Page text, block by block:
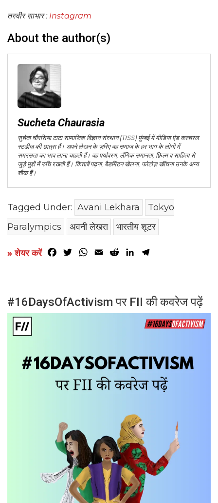
तस्वीर साभार : Instagram
About the author(s)
Sucheta Chaurasia
सुचेता चौरसिया टाटा सामाजिक विज्ञान संस्थान (TISS) मुंम्बई में मीडिया एंड कल्चरल
स्टडीज़ की छात्रा हैं। अपने लेखन के ज़रिए वह समाज के हर भाग के लोगों में
समरसता का भाव लाना चाहती हैं। वह पर्यावरण, लैंगिक समानता, फ़िल्म व साहित्य से
जुड़े मुद्दों में रुचि रखती हैं। किताबें पढ़ना, बैडमिंटन खेलना, फोटोज़ खींचना उनके अन्य
शौक हैं।
Tagged Under: Avani Lekhara
Tokyo
Paralympics
अवनी लेखरा भारतीय शूटर
» शेयर करें Facebook
TwitterWhatsApp
Email RedditLinkedIn
#16DaysOfActivism पर FII की कवरेज पढ़ें